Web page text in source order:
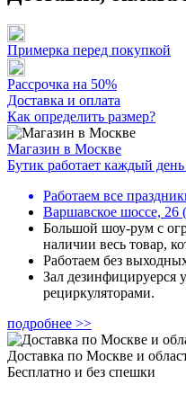
Примерка перед покупкой
Рассрочка на 50%
Доставка и оплата
Как определить размер?
Магазин в Москве
Бутик работает каждый
Работаем все
Варшавское шоссе, 26 (
Большой шоу-рум с
наличии весь товар,
Работаем без
Зал дезинфицируерся
рециркуляторами.
подробнее >>
Доставка по Москве и
Бесплатно и без спешки